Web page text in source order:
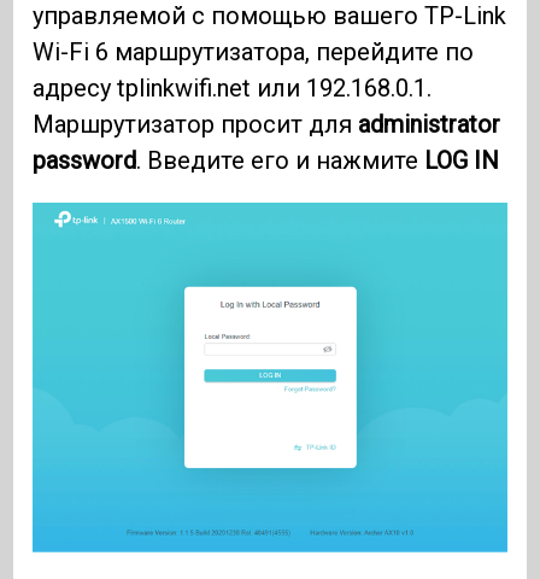
управляемой с помощью вашего TP-Link
Wi-Fi 6 маршрутизатора, перейдите по
адресу tplinkwifi.net или 192.168.0.1.
Маршрутизатор просит для administrator
password. Введите его и нажмите LOG IN